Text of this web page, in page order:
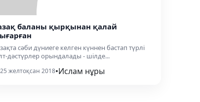
баланы қырқынан қалай
сәби дүниеге келген күннен бастап түрлі
дәстүрлер орындалады - шілде...
25 желтоқсан 2018•Ислам нұры